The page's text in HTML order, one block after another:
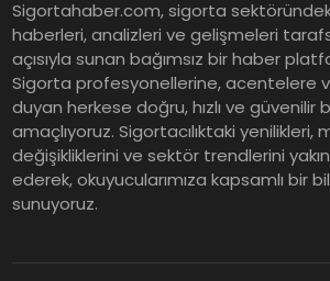
Murat Bilim, ANA
Grup Müdürü
Tasarruf tercihi
Mevduat kısa
ürünleri uzun
Sigortahaber.com, sigorta
haberleri, analizleri ve gelişmeleri
açısıyla sunan bağımsız bir haber
Sigorta profesyonellerine, acentelere
duyan herkese doğru, hızlı ve güvenilir
amaçlıyoruz. Sigortacılıktaki yenilikleri,
değişikliklerini ve sektör trendlerini
ederek, okuyucularımıza kapsamlı bir
sunuyoruz.